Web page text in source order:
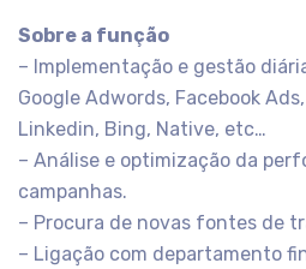
Sobre a função
– Implementação e gestão
Google Adwords, Facebook
Linkedin, Bing, Native, etc…
– Análise e optimização da
campanhas.
– Procura de novas fontes de
– Ligação com departamento